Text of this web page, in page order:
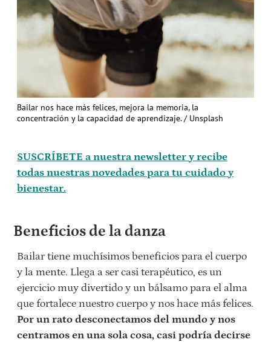
Bailar nos hace más felices, mejora la memoria, la
concentración y la capacidad de aprendizaje. / Unsplash
SUSCRÍBETE a nuestra newsletter y recibe
todas nuestras novedades para tu cuidado y
bienestar.
Beneficios de la danza
Bailar tiene muchísimos beneficios para el cuerpo
y la mente. Llega a ser casi terapéutico, es un
ejercicio muy divertido y un bálsamo para el alma
que fortalece nuestro cuerpo y nos hace más felices.
Por un rato desconectamos del mundo y nos
centramos en una sola cosa, casi podría decirse